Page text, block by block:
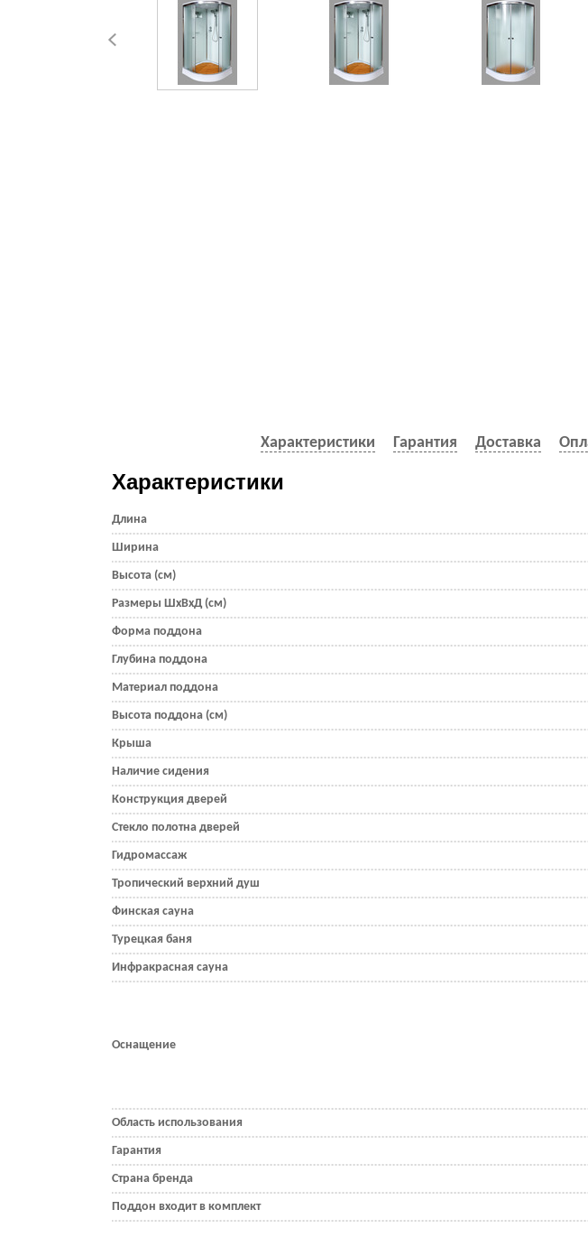
Характеристики Гарантия Доставка
Характеристики
Длина
Ширина
Высота (см)
Размеры ШхВхД (см)
Форма поддона
Глубина поддона
Материал поддона
Высота поддона (см)
Крыша
Наличие сидения
Конструкция дверей
Стекло полотна дверей
Гидромассаж
Тропический верхний душ
Финская сауна
Турецкая баня
Инфракрасная сауна
Оснащение
Область использования
Гарантия
Страна бренда
Поддон входит в комплект